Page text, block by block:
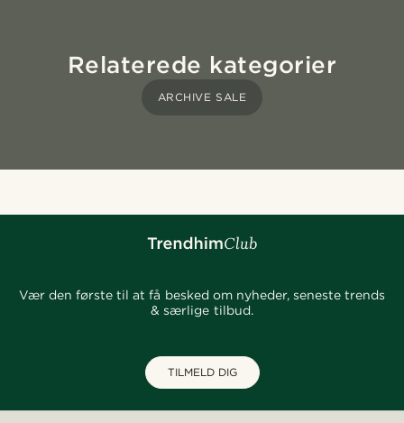
Relaterede kategorier
ARCHIVE SALE
Vær den første til at få besked om nyheder, seneste trends
& særlige tilbud.
TILMELD DIG